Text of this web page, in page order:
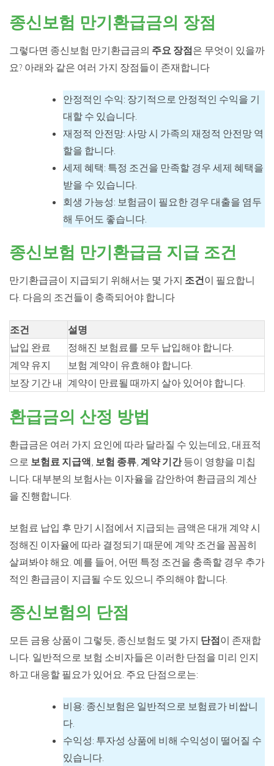
종신보험 만기환급금의 장점
그렇다면 종신보험 만기환급금의 주요 장점은 무엇이 있을까
요? 아래와 같은 여러 가지 장점들이 존재합니다
안정적인 수익: 장기적으로 안정적인 수익을 기
대할 수 있습니다.
재정적 안전망: 사망 시 가족의 재정적 안전망 역
할을 합니다.
세제 혜택: 특정 조건을 만족할 경우 세제 혜택을
받을 수 있습니다.
회생 가능성: 보험금이 필요한 경우 대출을 염두
해 두어도 좋습니다.
종신보험 만기환급금 지급 조건
만기환급금이 지급되기 위해서는 몇 가지 조건이 필요합니
다. 다음의 조건들이 충족되어야 합니다
조건
설명
납입 완료
정해진 보험료를 모두 납입해야 합니다.
계약 유지
보험 계약이 유효해야 합니다.
보장 기간 내 계약이 만료될 때까지 살아 있어야 합니다.
환급금의 산정 방법
환급금은 여러 가지 요인에 따라 달라질 수 있는데요, 대표적
으로 보험료 지급액 보험 종류 계약 기간등이 영향을 미칩
니다. 대부분의 보험사는 이자율을 감안하여 환급금의 계산
을 진행합니다.
보험료 납입 후 만기 시점에서 지급되는 금액은 대개 계약 시
정해진 이자율에 따라 결정되기 때문에 계약 조건을 꼼꼼히
살펴봐야 해요. 예를 들어, 어떤 특정 조건을 충족할 경우 추가
적인 환급금이 지급될 수도 있으니 주의해야 합니다.
종신보험의 단점
모든 금융 상품이 그렇듯, 종신보험도 몇 가지 단점이 존재합
니다. 일반적으로 보험 소비자들은 이러한 단점을 미리 인지
하고 대응할 필요가 있어요. 주요 단점으로는:
비용: 종신보험은 일반적으로 보험료가 비쌉니
다.
수익성: 투자성 상품에 비해 수익성이 떨어질 수
있습니다.